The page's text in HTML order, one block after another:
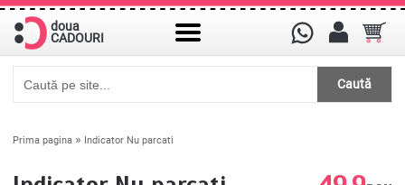
doua
CADOURI
Caută
Prima pagina » Indicator Nu parcati